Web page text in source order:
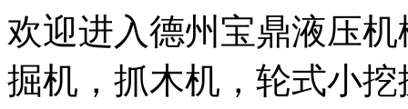
欢迎进入德州宝鼎液压
掘机，抓木机，轮式小